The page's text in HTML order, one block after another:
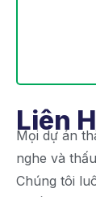
Liên
Mọi dự án
nghe và
Chúng tôi